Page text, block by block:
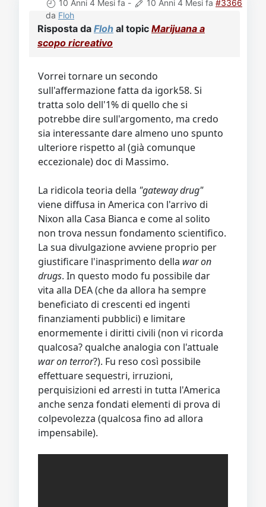
10 Anni 4 Mesi fa - 10 Anni 4 Mesi fa #3366
da Floh
Risposta da Floh al topic Marijuana a
scopo ricreativo
Vorrei tornare un secondo
sull'affermazione fatta da igork58. Si
tratta solo dell'1% di quello che si
potrebbe dire sull'argomento, ma credo
sia interessante dare almeno uno spunto
ulteriore rispetto al (già comunque
eccezionale) doc di Massimo.
La ridicola teoria della "gateway drug"
viene diffusa in America con l'arrivo di
Nixon alla Casa Bianca e come al solito
non trova nessun fondamento scientifico.
La sua divulgazione avviene proprio per
giustificare l'inasprimento della war on
drugs. In questo modo fu possibile dar
vita alla DEA (che da allora ha sempre
beneficiato di crescenti ed ingenti
finanziamenti pubblici) e limitare
enormemente i diritti civili (non vi ricorda
qualcosa? qualche analogia con l'attuale
war on terror?). Fu reso così possibile
effettuare sequestri, irruzioni,
perquisizioni ed arresti in tutta l'America
anche senza fondati elementi di prova di
colpevolezza (qualcosa fino ad allora
impensabile).